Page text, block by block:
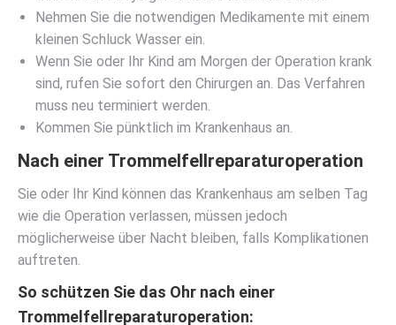
Nehmen Sie die notwendigen Medikamente mit einem
kleinen Schluck Wasser ein.
Wenn Sie oder Ihr Kind am Morgen der Operation krank
sind, rufen Sie sofort den Chirurgen an. Das Verfahren
muss neu terminiert werden.
Kommen Sie pünktlich im Krankenhaus an.
Nach einer Trommelfellreparaturoperation
Sie oder Ihr Kind können das Krankenhaus am selben Tag
wie die Operation verlassen, müssen jedoch
möglicherweise über Nacht bleiben, falls Komplikationen
auftreten.
So schützen Sie das Ohr nach einer
Trommelfellreparaturoperation: